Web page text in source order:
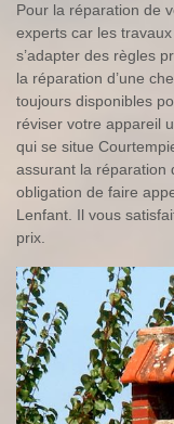
Pour la réparation de
experts car les
s’adapter des règles
la réparation d’une
toujours disponibles
réviser votre appareil
qui se situe
assurant la réparation
obligation de faire
Lenfant. Il vous
prix.